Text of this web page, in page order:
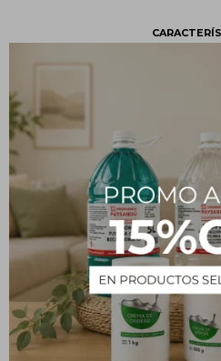
Presentación
Estado
¿Qué es?
El ácido ascórbico o vitamina C es
sólido, soluble en agua, con un
con propiedades antioxidantes.